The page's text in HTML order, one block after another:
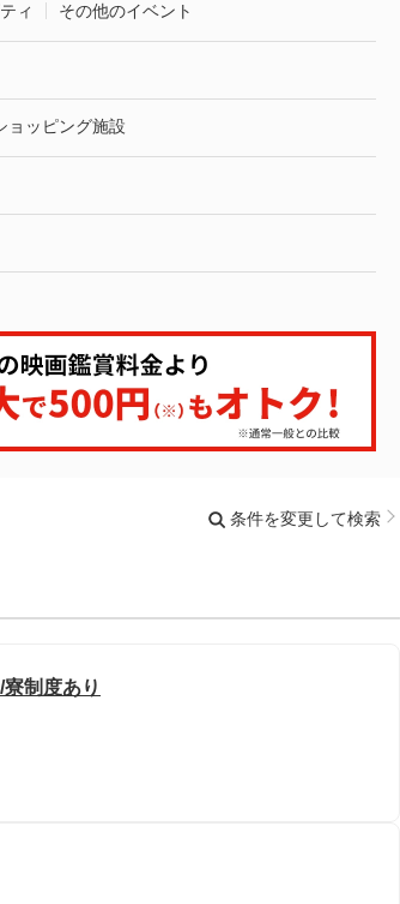
ィ その他のイベント
ョッピング施設
条件を変更して検索
制度あり